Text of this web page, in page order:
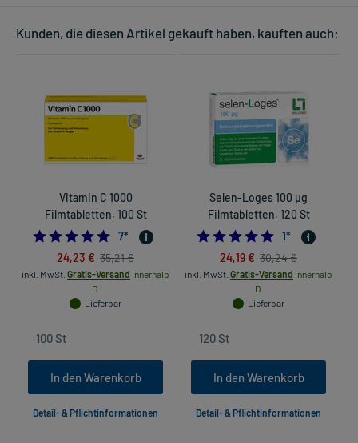
Kunden, die diesen Artikel gekauft haben, kauften auch:
Vitamin C 1000
Filmtabletten, 100 St
5.0
7*
24,23 € 35,21 €
inkl. MwSt. Gratis-Versand innerhalb
D.
Lieferbar
In den Warenkorb
Detail- & Pflichtinformationen
Selen-Loges 100 µg
Filmtabletten, 120 St
5.0
1*
24,19 € 30,24 €
inkl. MwSt. Gratis-Versand innerhalb
D.
Lieferbar
In den Warenkorb
Detail- & Pflichtinformationen